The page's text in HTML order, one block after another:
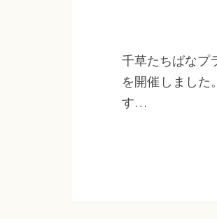
千草たちばなプ
を開催しました
す…